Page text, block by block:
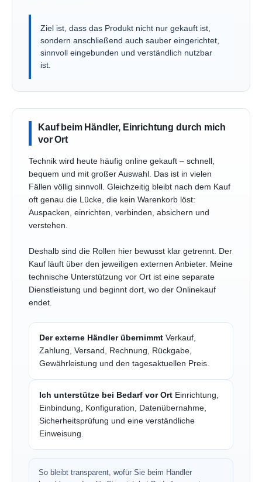
Ziel ist, dass das Produkt nicht nur gekauft ist,
sondern anschließend auch sauber eingerichtet,
sinnvoll eingebunden und verständlich nutzbar
ist.
Kauf beim Händler, Einrichtung durch mich
vor Ort
Technik wird heute häufig online gekauft – schnell,
bequem und mit großer Auswahl. Das ist in vielen
Fällen völlig sinnvoll. Gleichzeitig bleibt nach dem Kauf
oft genau die Lücke, die kein Warenkorb löst:
Auspacken, einrichten, verbinden, absichern und
verstehen.
Deshalb sind die Rollen hier bewusst klar getrennt. Der
Kauf läuft über den jeweiligen externen Anbieter. Meine
technische Unterstützung vor Ort ist eine separate
Dienstleistung und beginnt dort, wo der Onlinekauf
endet.
Der externe Händler übernimmt Verkauf,
Zahlung, Versand, Rechnung, Rückgabe,
Gewährleistung und den tagesaktuellen Preis.
Ich unterstütze bei Bedarf vor Ort Einrichtung,
Einbindung, Konfiguration, Datenübernahme,
Sicherheitsprüfung und eine verständliche
Einweisung.
So bleibt transparent, wofür Sie beim Händler